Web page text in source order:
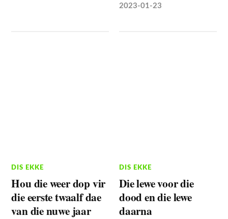
2023-01-23
DIS EKKE
Hou die weer dop vir
die eerste twaalf dae
van die nuwe jaar
DIS EKKE
Die lewe voor die
dood en die lewe
daarna